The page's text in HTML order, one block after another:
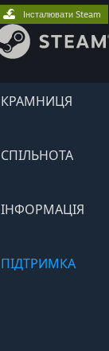
КРАМНИЦЯ
СПІЛЬНОТА
ІНФОРМАЦІЯ
ПІДТРИМКА
Інсталювати Steam